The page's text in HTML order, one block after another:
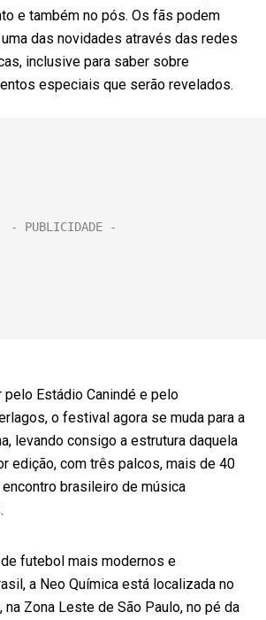
e também no pós. Os fãs podem
das novidades através das redes
inclusive para saber sobre
especiais que serão revelados.
Estádio Canindé e pelo
o festival agora se muda para a
levando consigo a estrutura daquela
edição, com três palcos, mais de 40
brasileiro de música
futebol mais modernos e
a Neo Química está localizada no
na Zona Leste de São Paulo, no pé da